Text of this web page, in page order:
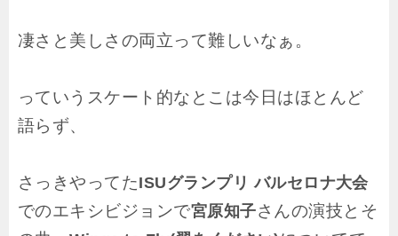
凄さと美しさの両立って難しいなぁ。
っていうスケート的なとこは今日はほとんど
語らず、
さっきやってたISUグランプリ バルセロナ大会
でのエキシビジョンで宮原知子さんの演技とそ